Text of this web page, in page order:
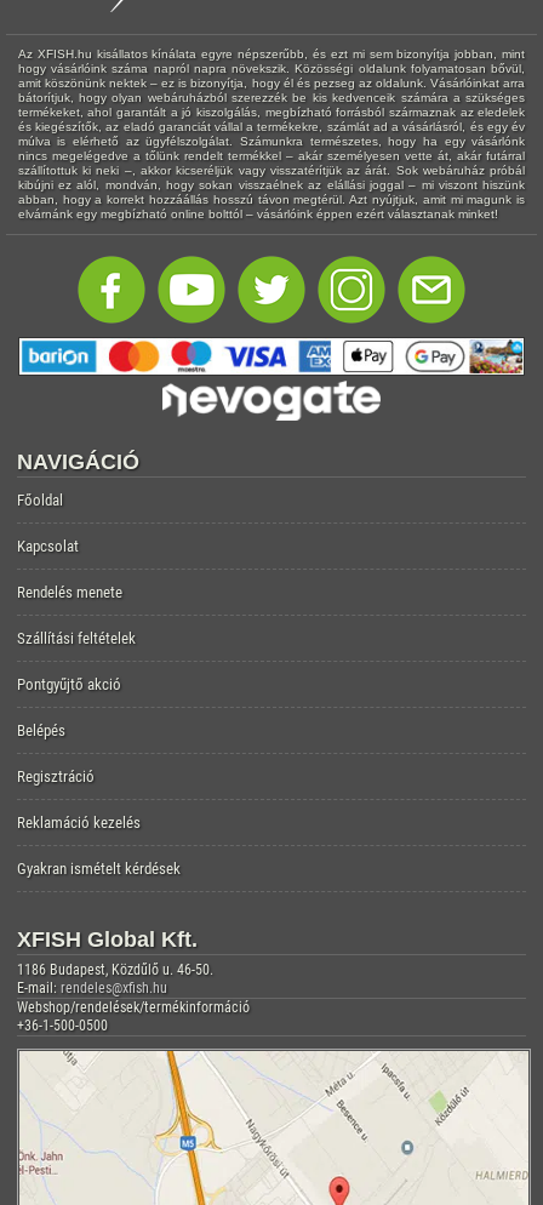
Az XFISH.hu kisállatos kínálata egyre népszerűbb, és ezt mi sem bizonyítja jobban, mint
hogy vásárlóink száma napról napra növekszik. Közösségi oldalunk folyamatosan bővül,
amit köszönünk nektek – ez is bizonyítja, hogy él és pezseg az oldalunk. Vásárlóinkat arra
bátorítjuk, hogy olyan webáruházból szerezzék be kis kedvenceik számára a szükséges
termékeket, ahol garantált a jó kiszolgálás, megbízható forrásból származnak az eledelek
és kiegészítők, az eladó garanciát vállal a termékekre, számlát ad a vásárlásról, és egy év
múlva is elérhető az ügyfélszolgálat. Számunkra természetes, hogy ha egy vásárlónk
nincs megelégedve a tőlünk rendelt termékkel – akár személyesen vette át, akár futárral
szállítottuk ki neki –, akkor kicseréljük vagy visszatérítjük az árát. Sok webáruház próbál
kibújni ez alól, mondván, hogy sokan visszaélnek az elállási joggal – mi viszont hiszünk
abban, hogy a korrekt hozzáállás hosszú távon megtérül. Azt nyújtjuk, amit mi magunk is
elvárnánk egy megbízható online bolttól – vásárlóink éppen ezért választanak minket!
NAVIGÁCIÓ
Főoldal
Kapcsolat
Rendelés menete
Szállítási feltételek
Pontgyűjtő akció
Belépés
Regisztráció
Reklamáció kezelés
Gyakran ismételt kérdések
XFISH Global Kft.
1186 Budapest, Közdűlő u. 46-50.
E-mail: rendeles@xfish.hu
Webshop/rendelések/termékinformáció
+36-1-500-0500